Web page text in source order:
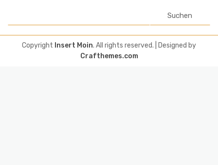
Suchen
Copyright Insert Moin. All rights reserved.
| Designed by
Crafthemes.com